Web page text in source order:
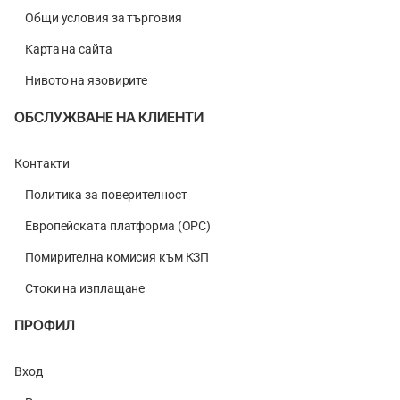
Общи условия за търговия
Карта на сайта
Нивото на язовирите
ОБСЛУЖВАНЕ НА КЛИЕНТИ
Контакти
Политика за поверителност
Европейската платформа (ОРС)
Помирителна комисия към КЗП
Стоки на изплащане
ПРОФИЛ
Вход